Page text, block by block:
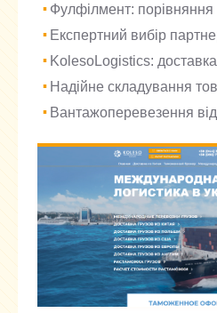
Фулфілмент: порівняння
Експертний вибір
KolesoLogistics:
Надійне складування
Вантажоперевезення